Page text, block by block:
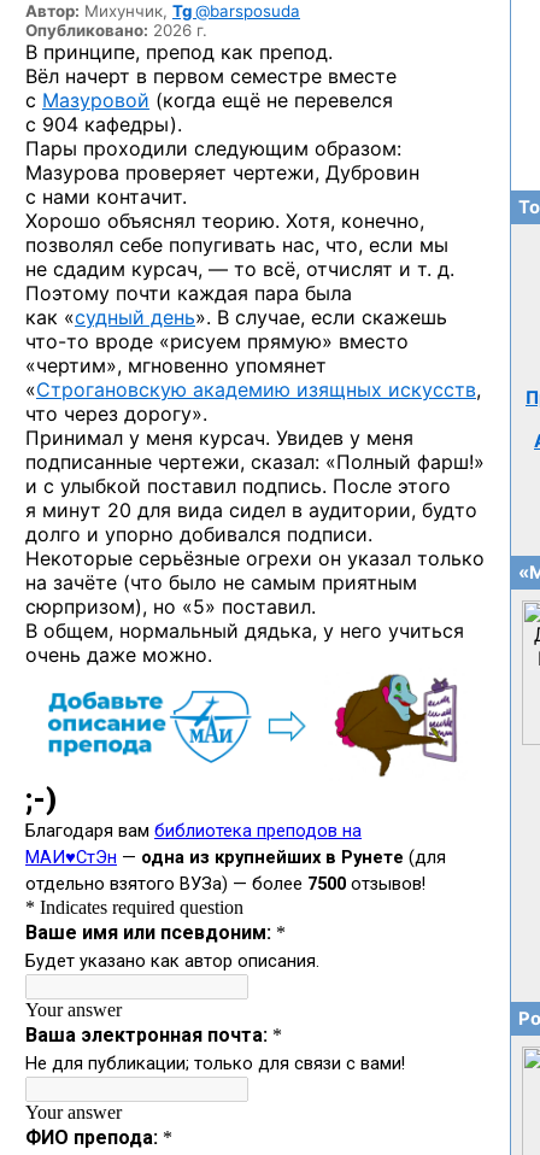
Автор: Михунчик, Tg@barsposuda
Опубликовано: 2026 г.
В принципе, препод как препод.
Вёл начерт в первом семестре вместе
с Мазуровой (когда ещё не перевелся
с 904 кафедры).
Пары проходили следующим образом:
Мазурова проверяет чертежи, Дубровин
с нами контачит.
Хорошо объяснял теорию. Хотя, конечно,
позволял себе попугивать нас, что, если мы
не сдадим курсач, — то всё, отчислят и т. д.
Поэтому почти каждая пара была
как «судный день». В случае, если скажешь
что-то вроде «рисуем прямую» вместо
«чертим», мгновенно упомянет
«Строгановскую академию изящных искусств,
что через дорогу».
Принимал у меня курсач. Увидев у меня
подписанные чертежи, сказал: «Полный фарш!»
и с улыбкой поставил подпись. После этого
я минут 20 для вида сидел в аудитории, будто
долго и упорно добивался подписи.
Некоторые серьёзные огрехи он указал только
на зачёте (что было не самым приятным
сюрпризом), но «5» поставил.
В общем, нормальный дядька, у него учиться
очень даже можно.